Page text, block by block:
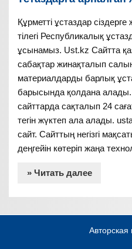
Құрметті ұстаздар
тілегі Республикалық
ұсынамыз. Ust.kz Сайтта
сабақтар жинақталып
материалдарды барлық
барысында қолдана алады.
сайттарда сақталып 24
тегін жүктеп ала алады.
сайт. Сайттың негізгі
деңгейін көтеріп жаңа
» Читать далее